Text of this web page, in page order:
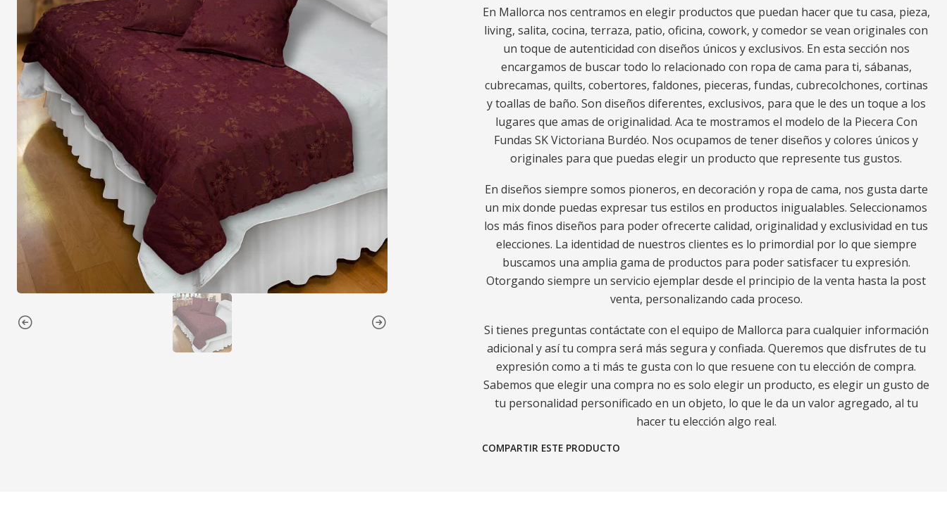
En Mallorca nos centramos en elegir productos que puedan hacer que tu casa, pieza,
living, salita, cocina, terraza, patio, oficina, cowork, y comedor se vean originales con
un toque de autenticidad con diseños únicos y exclusivos. En esta sección nos
encargamos de buscar todo lo relacionado con ropa de cama para ti, sábanas,
cubrecamas, quilts, cobertores, faldones, pieceras, fundas, cubrecolchones, cortinas
y toallas de baño. Son diseños diferentes, exclusivos, para que le des un toque a los
lugares que amas de originalidad. Aca te mostramos el modelo de la Piecera Con
Fundas SK Victoriana Burdéo. Nos ocupamos de tener diseños y colores únicos y
originales para que puedas elegir un producto que represente tus gustos.
En diseños siempre somos pioneros, en decoración y ropa de cama, nos gusta darte
un mix donde puedas expresar tus estilos en productos inigualables. Seleccionamos
los más finos diseños para poder ofrecerte calidad, originalidad y exclusividad en tus
elecciones. La identidad de nuestros clientes es lo primordial por lo que siempre
buscamos una amplia gama de productos para poder satisfacer tu expresión.
Otorgando siempre un servicio ejemplar desde el principio de la venta hasta la post
venta, personalizando cada proceso.
Si tienes preguntas contáctate con el equipo de Mallorca para cualquier información
adicional y así tu compra será más segura y confiada. Queremos que disfrutes de tu
expresión como a ti más te gusta con lo que resuene con tu elección de compra.
Sabemos que elegir una compra no es solo elegir un producto, es elegir un gusto de
tu personalidad personificado en un objeto, lo que le da un valor agregado, al tu
hacer tu elección algo real.
COMPARTIR ESTE PRODUCTO